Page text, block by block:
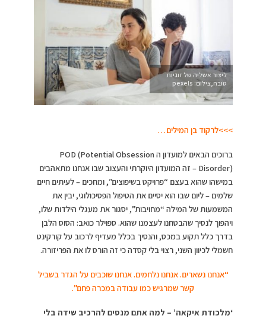
ליצור אשליה של זוגיות
טובה,צילום: pexels
>>>לרקוד בן המילים…
ברוכים הבאים למועדון ה POD (Potential Obsession
Disorder) – זה המועדון היוקרתי והעצוב שבו אנחנו מתאהבים
במישהו שהוא בעצם “פרויקט בשיפוצים”, ומחכים – לעיתים חיים
שלמים – ליום שבו הוא יסיים את הטיפול הפסיכולוגי, יבין את
המשמעות של המילה “מחויבות”, יסגור את מעגלי הילדות שלו,
ויהפוך לנסיך שהבטחנו לעצמנו שהוא. ספוילר כואב: הסוס הלבן
בדרך כלל תקוע במכס, והנסיך בכלל מעדיף לרכוב על קורקינט
חשמלי לכיוון השני, רצוי בלי קסדה כי זה הורס לו את הפריזורה.
“אנחנו נשארים. אנחנו נלחמים. אנחנו שוכבים על הגדר בשביל
קשר שמרגיש כמו עבודה במכרה פחם”.
‘מלכודת איקאה’ – למה אתם מנסים להרכיב שידה בלי